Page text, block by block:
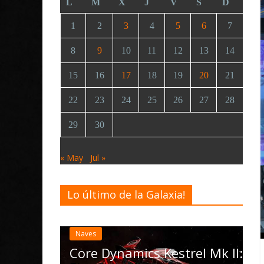
L M X J V S D
1 2 3 4 5 6 7
8 9 10 11 12 13 14
15 16 17 18 19 20 21
22 23 24 25 26 27 28
29 30
« May Jul »
Lo último de la Galaxia!
Kestrel Mk II:
Noticias
Elite Dangerous
actualización
las Operations, el